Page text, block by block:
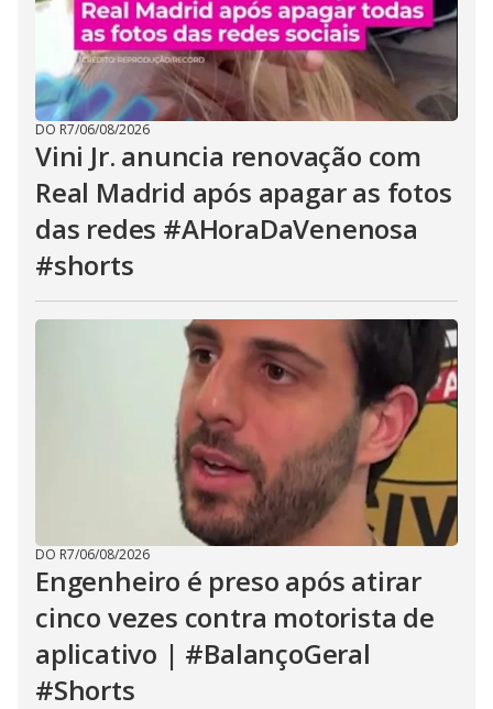
DO R7/06/08/2026
Vini Jr. anuncia renovação com
Real Madrid após apagar as fotos
das redes #AHoraDaVenenosa
#shorts
DO R7/06/08/2026
Engenheiro é preso após atirar
cinco vezes contra motorista de
aplicativo | #BalançoGeral
#Shorts